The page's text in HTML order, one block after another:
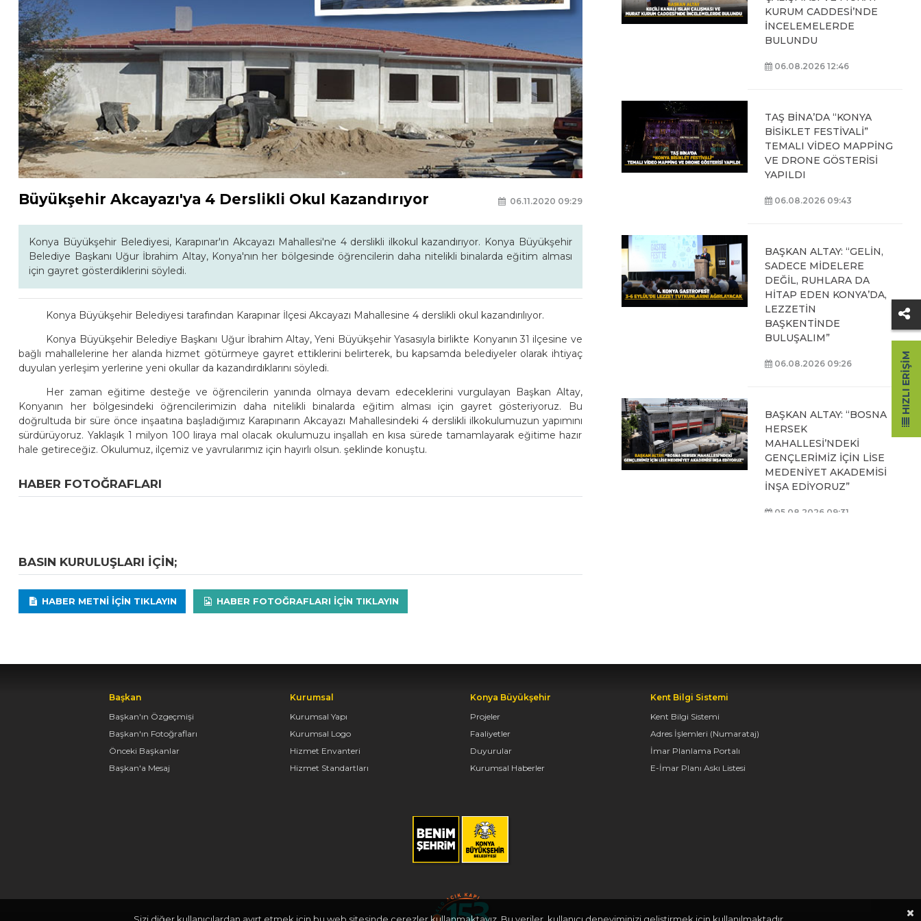
Büyükşehir Akcayazı'ya 4 Derslikli Okul Kazandırıyor 06.11.2020 09:29
Konya Büyükşehir Belediyesi, Karapınar'ın Akcayazı Mahallesi'ne 4 derslikli ilkokul kazandırıyor. Konya Büyükşehir
Belediye Başkanı Uğur İbrahim Altay, Konya'nın her bölgesinde öğrencilerin daha nitelikli binalarda eğitim alması
için gayret gösterdiklerini söyledi.
Konya Büyükşehir Belediyesi tarafından Karapınar İlçesi Akcayazı Mahallesine 4 derslikli okul kazandırılıyor.
Konya Büyükşehir Belediye Başkanı Uğur İbrahim Altay, Yeni Büyükşehir Yasasıyla birlikte Konyanın 31 ilçesine ve
bağlı mahallelerine her alanda hizmet götürmeye gayret ettiklerini belirterek, bu kapsamda belediyeler olarak ihtiyaç
duyulan yerleşim yerlerine yeni okullar da kazandırdıklarını söyledi.
Her zaman eğitime desteğe ve öğrencilerin yanında olmaya devam edeceklerini vurgulayan Başkan Altay,
Konyanın her bölgesindeki öğrencilerimizin daha nitelikli binalarda eğitim alması için gayret gösteriyoruz. Bu
doğrultuda bir süre önce inşaatına başladığımız Karapınarın Akcayazı Mahallesindeki 4 derslikli ilkokulumuzun yapımını
sürdürüyoruz. Yaklaşık 1 milyon 100 liraya mal olacak okulumuzu inşallah en kısa sürede tamamlayarak eğitime hazır
hale getireceğiz. Okulumuz, ilçemiz ve yavrularımız için hayırlı olsun. şeklinde konuştu.
HABER FOTOĞRAFLARI
BASIN KURULUŞLARI IÇIN;
HABER METNI IÇIN TIKLAYIN HABER FOTOĞRAFLARI IÇIN TIKLAYIN
KURUM CADDESİ’NDE
İNCELEMELERDE
BULUNDU
06.08.2026 12:46
TAŞ BİNA’DA “KONYA
BİSİKLET FESTİVALİ”
TEMALI VİDEO MAPPİNG
VE DRONE GÖSTERİSİ
YAPILDI
06.08.2026 09:43
BAŞKAN ALTAY: “GELİN,
SADECE MİDELERE
DEĞİL, RUHLARA DA
HİTAP EDEN KONYA’DA,
LEZZETİN
BAŞKENTİNDE
BULUŞALIM”
06.08.2026 09:26
BAŞKAN ALTAY: “BOSNA
HERSEK
MAHALLESİ’NDEKİ
GENÇLERİMİZ İÇİN LİSE
MEDENİYET AKADEMİSİ
İNŞA EDİYORUZ”
05.08.2026 09:31
Başkan
Başkan'ın Özgeçmişi
Başkan'ın Fotoğrafları
Önceki Başkanlar
Başkan'a Mesaj
Kurumsal
Kurumsal Yapı
Kurumsal Logo
Hizmet Envanteri
Hizmet Standartları
Konya Büyükşehir
Projeler
Faaliyetler
Duyurular
Kurumsal Haberler
Kent Bilgi Sistemi
Kent Bilgi Sistemi
Adres İşlemleri (Numarataj)
İmar Planlama Portalı
E-İmar Planı Askı Listesi
HIZLI ERIŞIM